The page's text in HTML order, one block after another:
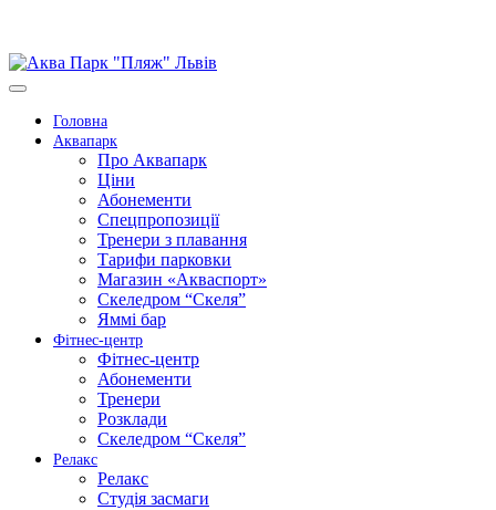
Головна
Аквапарк
Про Аквапарк
Ціни
Абонементи
Спецпропозиції
Тренери з плавання
Тарифи парковки
Магазин «Акваспорт»
Скеледром “Скеля”
Яммі бар
Фітнес-центр
Фітнес-центр
Абонементи
Тренери
Розклади
Скеледром “Скеля”
Релакс
Релакс
Студія засмаги